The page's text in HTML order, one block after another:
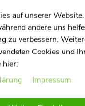
Einem
1-Lauflernwagen
durchdachtes
Eures Kindes
und ansprechenden
Menge Spielspaß
Eures Kindes
beim
mehr anzeigen
auf unserer
andere uns
zu verbessern.
Cookies und
hier:
Impressum